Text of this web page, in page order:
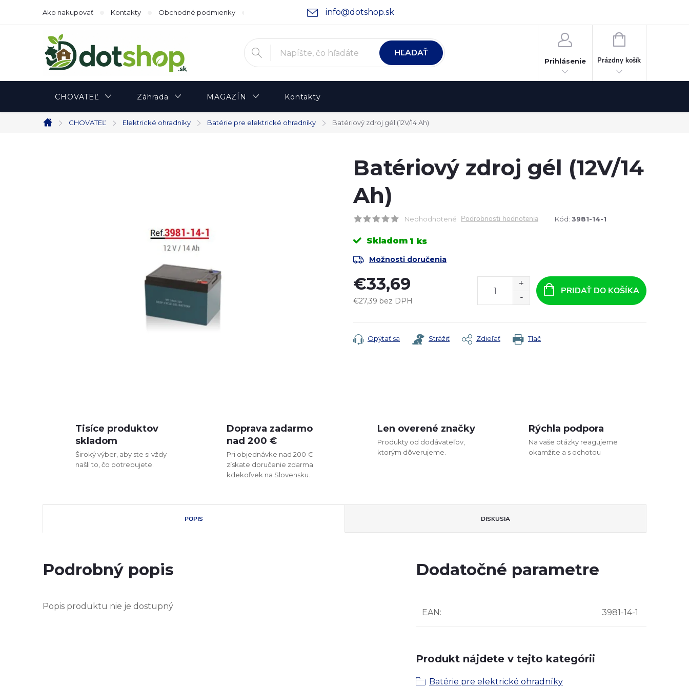
info@dotshop.sk
Ako nakupovať Kontakty Obchodné podmienky Podmienky ochrany osobných údajov
HĽADAŤ
Prihlásenie
NÁKUPNÝ
Prázdny košík
CHOVATEĽ Záhrada MAGAZÍN Kontakty
Domov
CHOVATEĽ Elektrické ohradníky Batérie pre elektrické ohradníky Batériový zdroj gél (12V/14 Ah)
Batériový zdroj gél (12V/14
Ah)
Neohodnotené Podrobnosti hodnotenia Kód: 3981-14-1
Skladom 1 ks
Možnosti doručenia
€33,69
€27,39 bez DPH
cena:
PRIDAŤ DO KOŠÍKA
Tlač
Opýtať sa Strážiť Zdieľať
Tisíce produktov
skladom
Široký výber, aby ste si vždy
našli to, čo potrebujete.
Doprava zadarmo
nad 200 €
Pri objednávke nad 200 €
získate doručenie zdarma
kdekoľvek na Slovensku.
Len overené značky
Produkty od dodávateľov,
ktorým dôverujeme.
Rýchla podpora
Na vaše otázky reagujeme
okamžite a s ochotou
POPIS DISKUSIA
Podrobný popis
Popis produktu nie je dostupný
Dodatočné parametre
EAN: 3981-14-1
Produkt nájdete v tejto kategórii
Batérie pre elektrické ohradníky